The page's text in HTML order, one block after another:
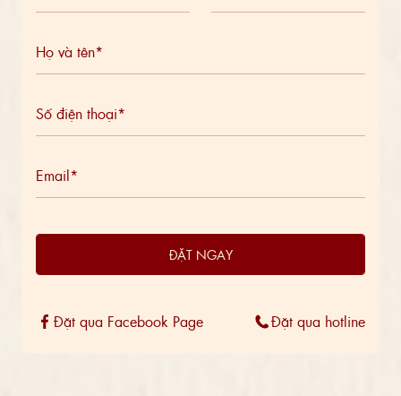
ĐẶT NGAY
Đặt qua Facebook Page Đặt qua hotline